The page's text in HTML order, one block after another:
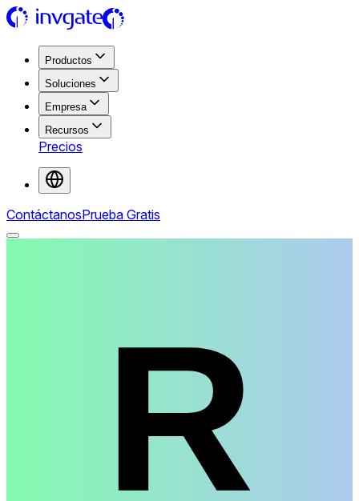
Productos
Soluciones
Empresa
Recursos
Precios
ContáctanosPrueba Gratis